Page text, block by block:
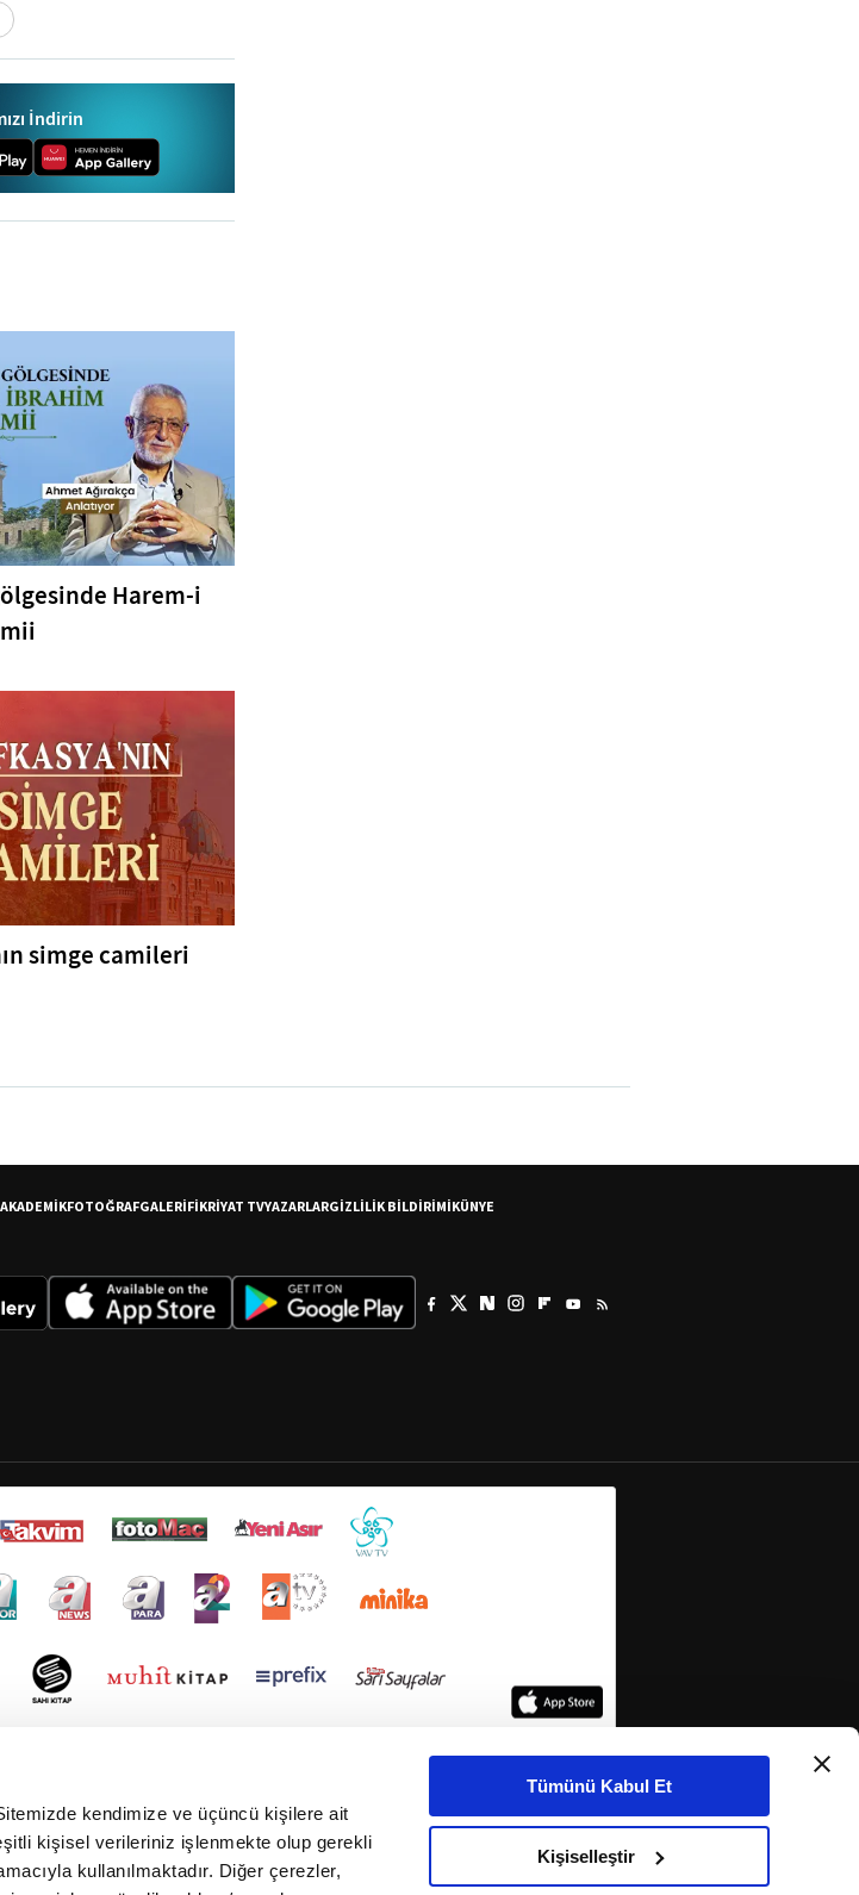
kendimize ve üçüncü kişilere ait
kişisel verileriniz işlenmekte olup gerekli
kullanılmaktadır. Diğer çerezler,
Tümünü Kabul Et
Kişiselleştir
İndirin
Harem-i
simge camileri
AKADEMİKFOTOĞRAFGALERİFİKRİYAT TVYAZARLARGİZLİLİK BİLDİRİMİKÜNYE